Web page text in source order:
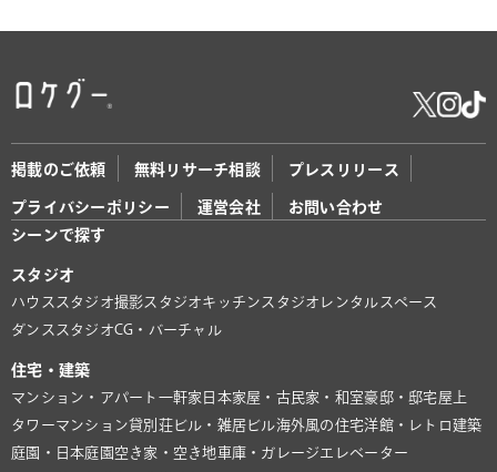
掲載のご依頼 無料リサーチ相談 プレスリリース
プライバシーポリシー 運営会社
お問い合わせ
シーンで探す
スタジオ
ハウススタジオ撮影スタジオキッチンスタジオ レンタルスペース
ダンススタジオCG・バーチャル
住宅・建築
マンション・アパート 一軒家 日本家屋・古民家・和室豪邸・邸宅屋上
タワーマンション貸別荘ビル・雑居ビル海外風の住宅洋館・レトロ建築
庭園・日本庭園 空き家・空き地 車庫・ガレージ エレベーター